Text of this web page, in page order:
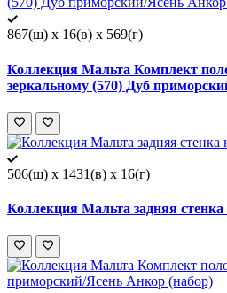
867(ш) x 16(в) x 569(г)
Коллекция Мальта Комплект
зеркальному (570) Дуб
506(ш) x 1431(в) x 16(г)
Коллекция Мальта задняя